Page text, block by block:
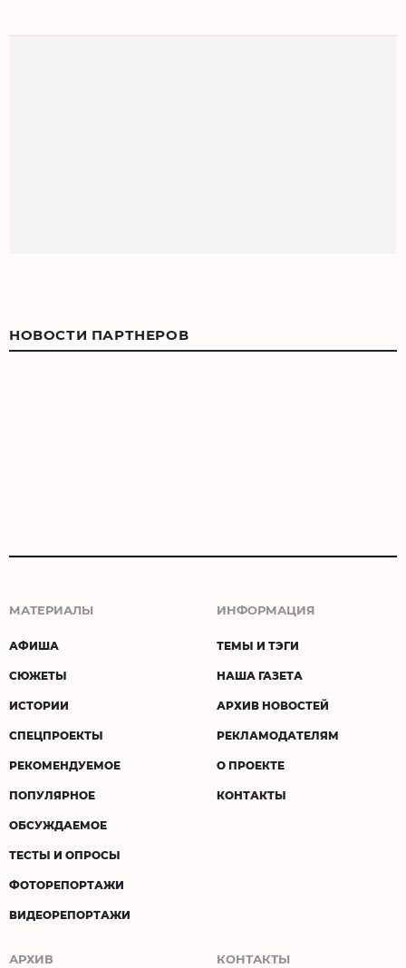
НОВОСТИ ПАРТНЕРОВ
МАТЕРИАЛЫ
АФИША
СЮЖЕТЫ
ИСТОРИИ
СПЕЦПРОЕКТЫ
РЕКОМЕНДУЕМОЕ
ПОПУЛЯРНОЕ
ОБСУЖДАЕМОЕ
ТЕСТЫ И ОПРОСЫ
ФОТОРЕПОРТАЖИ
ВИДЕОРЕПОРТАЖИ
ИНФОРМАЦИЯ
ТЕМЫ И ТЭГИ
НАША ГАЗЕТА
АРХИВ НОВОСТЕЙ
РЕКЛАМОДАТЕЛЯМ
О ПРОЕКТЕ
КОНТАКТЫ
АРХИВ КОНТАКТЫ